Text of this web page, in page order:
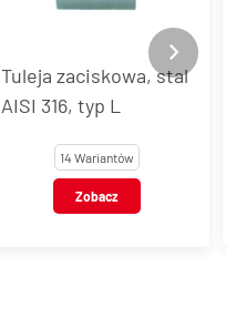
Tuleja zaciskowa, stal
AISI 316, typ L
14 Wariantów
Zobacz